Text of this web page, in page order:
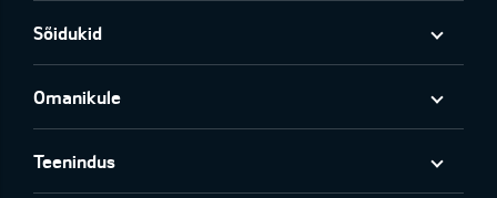
Sõidukid
Omanikule
Teenindus